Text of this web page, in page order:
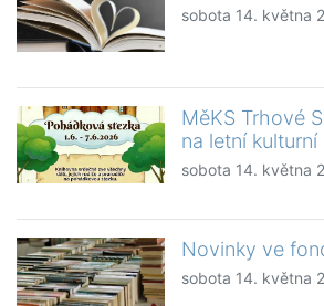
sobota 14. května
MěKS Trhové
na letní kulturní
sobota 14. května
Novinky ve
sobota 14. května